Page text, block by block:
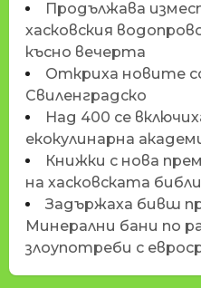
Продължава
хасковския
късно вечерта
Откриха новите
Свиленградско
Над 400 се
екокулинарна
Книжки с нова
на хасковската
Задържаха бивш
Минерални бани по
злоупотреби с